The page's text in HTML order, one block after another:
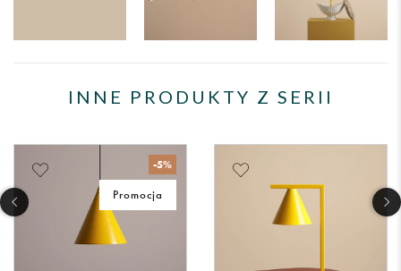
INNE PRODUKTY Z SERII
-5%
Promocja